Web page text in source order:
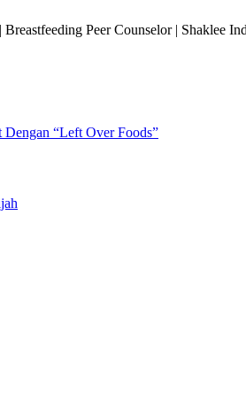
Peer Counselor | Shaklee
“Left Over Foods”